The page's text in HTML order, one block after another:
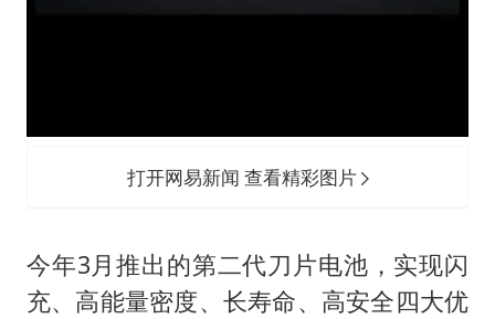
打开网易新闻 查看精彩图片
今年3月推出的第二代刀片电池，实现闪
充、高能量密度、长寿命、高安全四大优